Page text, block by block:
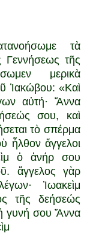
τὰ
Γεννήσεως τῆς
μερικὰ
Ἰακώβου: «Καὶ
αὐτή· Ἄννα
σου, καὶ
τὸ σπέρμα
ἦλθον ἄγγελοι
ὁ ἀνήρ σου
ἄγγελος γὰρ
Ἰωακεὶμ
τῆς δεήσεώς
ἡ γυνή σου Ἄννα